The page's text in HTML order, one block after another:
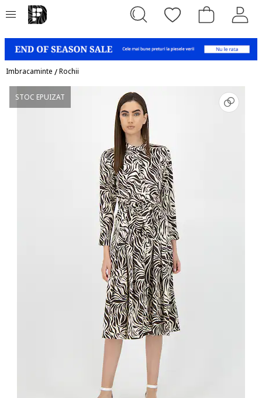
Imbracaminte /Rochii
STOC EPUIZAT